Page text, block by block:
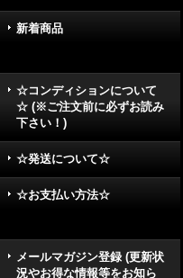
新着商品
☆コンディションについて
☆ (※ご注文前に必ずお読み
下さい！)
☆発送について☆
☆お支払い方法☆
メールマガジン登録 (更新状
況やお得な情報等をお知ら